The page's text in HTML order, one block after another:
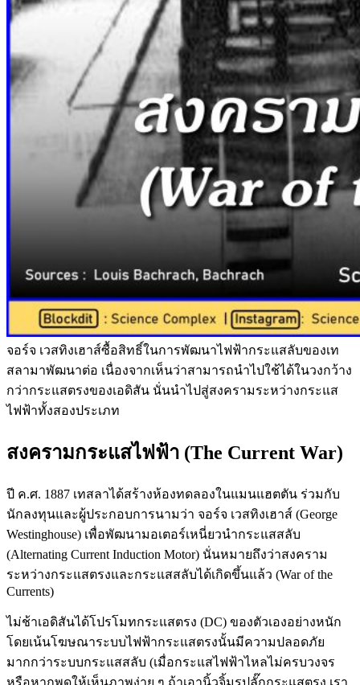
จอร์จ เวสทิงเฮาส์ซื้อสิทธิ์ในการพัฒนาไฟฟ้ากระแสลับของเท
สลามาพัฒนาต่อ เนื่องจากเห็นว่าสามารถนำไปใช้ได้ในวงกว้าง
กว่ากระแสตรงของเอดิสัน นั่นนำไปสู่สงครามระหว่างกระแส
ไฟฟ้าทั้งสองประเภท
สงครามกระแสไฟฟ้า (The Current War)
ปี ค.ศ. 1887 เทสลาได้สร้างห้องทดลองในแมนแฮตตัน ร่วมกับ
นักลงทุนและผู้ประกอบการนามว่า จอร์จ เวสทิงเฮาส์ (George
Westinghouse) เพื่อพัฒนามอเตอร์เหนี่ยวนำกระแสสลับ
(Alternating Current Induction Motor) นั่นหมายถึงว่าสงคราม
ระหว่างกระแสตรงและกระแสสลับได้เกิดขึ้นแล้ว (War of the
Currents)
ไม่ช้าเอดิสันได้โปรโมทกระแสตรง (DC) ของตัวเองอย่างหนัก
โดยเน้นโฆษณาระบบไฟฟ้ากระแสตรงนั้นมีความปลอดภัย
มากกว่าระบบกระแสสลับ (เมื่อกระแสไฟฟ้าไหลไม่ครบวงจร
หรือหากพูดให้เห็นภาพง่าย ๆ ถ้าเอานิ้วจิ้มรูปลั๊กกระแสตรง เรา